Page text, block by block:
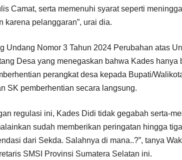
Camat, serta memenuhi syarat seperti
karena pelanggaran”, urai dia.
Undang Nomor 3 Tahun 2024 Perubahan atas
Desa yang menegaskan bahwa Kades hanya
perangkat desa kepada Bupati/
SK pemberhentian secara langsung.
regulasi ini, Kades Didi tidak gegabah serta-
sudah memberikan peringatan hingga
dari Sekda. Salahnya di mana..?”, tanya
SMSI Provinsi Sumatera Selatan ini.